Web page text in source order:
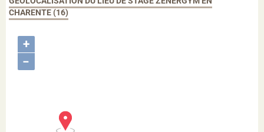
CHARENTE (16)
+
−